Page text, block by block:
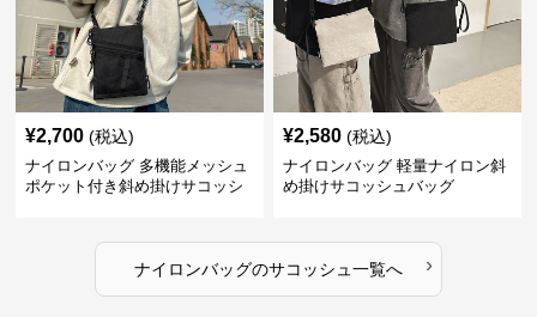
¥2,700 (税込)
ナイロンバッグ 多機能メッシュ
ポケット付き斜め掛けサコッシ
¥2,580 (税込)
ナイロンバッグ 軽量ナイロン斜
め掛けサコッシュバッグ
ナイロンバッグのサコッシュ 一覧へ ›